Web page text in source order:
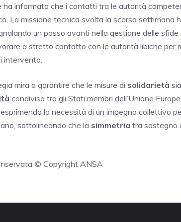
ha informato che i contatti tra le autorità
La missione tecnica svolta la scorsa settimana
un passo avanti nella gestione delle sfide
a stretto contatto con le autorità libiche per
intervento.
mira a garantire che le misure di solidarietà
condivisa tra gli Stati membri dell’Unione
la necessità di un impegno collettivo
sottolineando che la simmetria tra sostegno
riservata © Copyright ANSA